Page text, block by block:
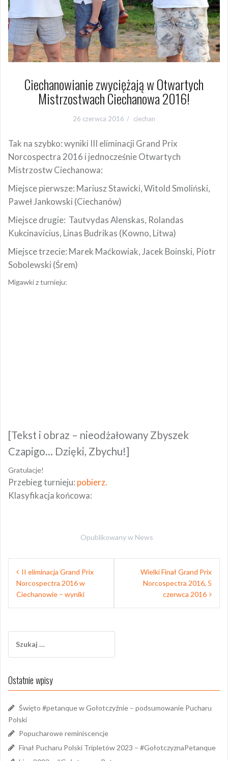
Ciechanowianie zwyciężają w Otwartych
Mistrzostwach Ciechanowa 2016!
26 czerwca 2016 ciechan
Tak na szybko: wyniki III eliminacji Grand Prix
Norcospectra 2016 i jednocześnie Otwartych
Mistrzostw Ciechanowa:
Miejsce pierwsze: Mariusz Stawicki, Witold Smoliński,
Paweł Jankowski (Ciechanów)
Miejsce drugie: Tautvydas Alenskas, Rolandas
Kukcinavicius, Linas Budrikas (Kowno, Litwa)
Miejsce trzecie: Marek Maćkowiak, Jacek Boinski, Piotr
Sobolewski (Śrem)
Migawki z turnieju:
[Tekst i obraz – nieodżałowany Zbyszek
Czapigo… Dzięki, Zbychu!]
Gratulacje!
Przebieg turnieju: pobierz.
Klasyfikacja końcowa:
Opublikowany w News
Nawigacja
wpisu
II eliminacja Grand Prix
Norcospectra 2016 w
Ciechanowie – wyniki
Wielki Finał Grand Prix
Norcospectra 2016, 5
czerwca 2016
Ostatnie wpisy
Święto #petanque w Gołotczyźnie – podsumowanie Pucharu
Polski
Popucharowe reminiscencje
Finał Pucharu Polski Tripletów 2023 – #GołotczyznaPetanque